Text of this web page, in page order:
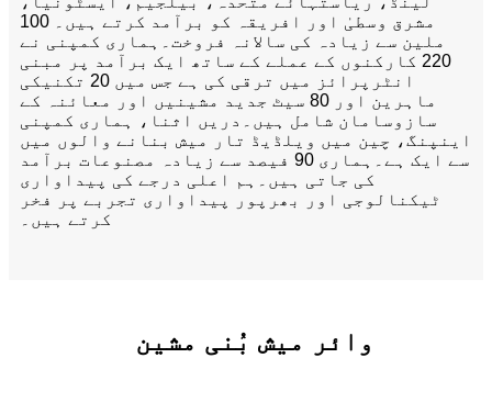
مشرق وسطیٰ اور افریقہ کو برآمد کرتے ہیں۔ 100
ملین سے زیادہ کی سالانہ فروخت۔ہماری کمپنی نے
220 کارکنوں کے عملے کے ساتھ ایک برآمد پر مبنی
انٹرپرائز میں ترقی کی ہے جس میں 20 تکنیکی
ماہرین اور 80 سیٹ جدید مشینیں اور معائنہ کے
سازوسامان شامل ہیں۔دریں اثنا، ہماری کمپنی
اینپنگ، چین میں ویلڈیڈ تار میش بنانے والوں میں
سے ایک ہے۔ہماری 90 فیصد سے زیادہ مصنوعات برآمد
کی جاتی ہیں۔ہم اعلی درجے کی پیداواری
ٹیکنالوجی اور بھرپور پیداواری تجربے پر فخر
کرتے ہیں۔
وائر میش بُنی مشین